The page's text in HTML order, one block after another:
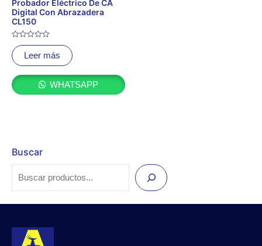
Buscar
Probador Eléctrico De CA
Digital Con Abrazadera
CL150
Valorado
con
0
de
Leer más
WHATSAPP